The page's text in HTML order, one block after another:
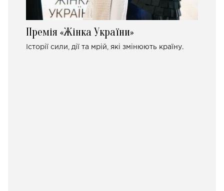
Премія «Жінка України»
Історії сили, дії та мрій, які змінюють країну.